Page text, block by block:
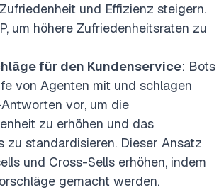
und Effizienz steigern.
um höhere Zufriedenheitsraten zu
für den Kundenservice: Bots
von Agenten mit und schlagen
vor, um die
zu erhöhen und das
zu standardisieren. Dieser Ansatz
und Cross-Sells erhöhen, indem
gemacht werden.